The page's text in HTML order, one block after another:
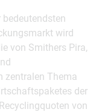
wird
von Smithers Pira,
zentralen Thema
der
von